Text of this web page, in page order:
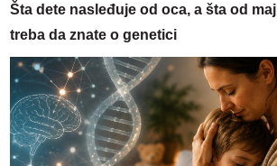
Šta dete nasleđuje od oca, a šta od
treba da znate o genetici